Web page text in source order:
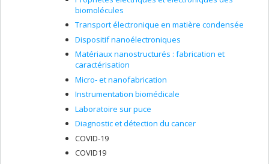
biomolécules
Transport électronique en matière condensée
Dispositif nanoélectroniques
Matériaux nanostructurés : fabrication et
caractérisation
Micro- et nanofabrication
Instrumentation biomédicale
Laboratoire sur puce
Diagnostic et détection du cancer
COVID-19
COVID19